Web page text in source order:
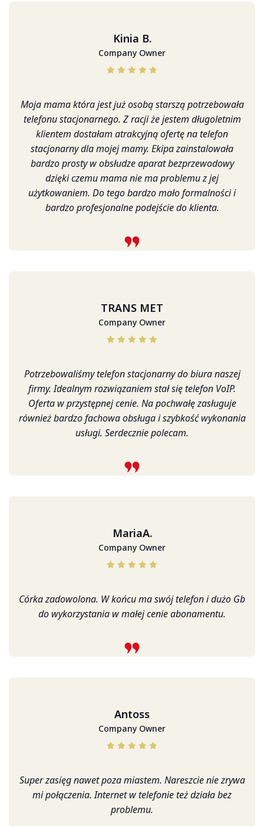
Kinia B.
Company Owner
Moja mama która jest już osobą starszą potrzebowała
telefonu stacjonarnego. Z racji że jestem długoletnim
klientem dostałam atrakcyjną ofertę na telefon
stacjonarny dla mojej mamy. Ekipa zainstalowała
bardzo prosty w obsłudze aparat bezprzewodowy
dzięki czemu mama nie ma problemu z jej
użytkowaniem. Do tego bardzo mało formalności i
bardzo profesjonalne podejście do klienta.
TRANS MET
Company Owner
Potrzebowaliśmy telefon stacjonarny do biura naszej
firmy. Idealnym rozwiązaniem stał się telefon VoIP.
Oferta w przystępnej cenie. Na pochwałę zasługuje
również bardzo fachowa obsługa i szybkość wykonania
usługi. Serdecznie polecam.
MariaA.
Company Owner
Córka zadowolona. W końcu ma swój telefon i dużo Gb
do wykorzystania w małej cenie abonamentu.
Antoss
Company Owner
Super zasięg nawet poza miastem. Nareszcie nie zrywa
mi połączenia. Internet w telefonie też działa bez
problemu.